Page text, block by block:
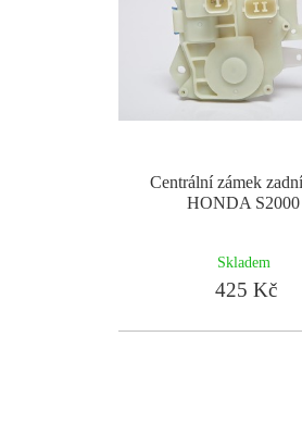
Centrální zámek
HONDA S2000
Skladem
425 Kč